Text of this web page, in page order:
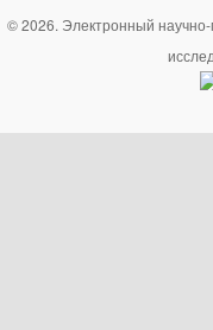
© 2026. Электронный